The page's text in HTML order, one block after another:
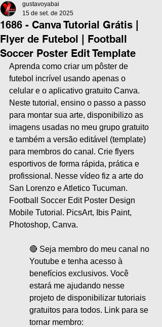
1686 - Canva Tutorial Grátis |
Flyer de Futebol | Football
Soccer Poster Edit Template
gustavoyabai
15 de set. de 2025
Aprenda como criar um pôster de
futebol incrível usando apenas o
celular e o aplicativo gratuito Canva.
Neste tutorial, ensino o passo a passo
para montar sua arte, disponibilizo as
imagens usadas no meu grupo gratuito
e também a versão editável (template)
para membros do canal. Crie flyers
esportivos de forma rápida, prática e
profissional. Nesse vídeo fiz a arte do
San Lorenzo e Atletico Tucuman.
Football Soccer Edit Poster Design
Mobile Tutorial. PicsArt, Ibis Paint,
Photoshop, Canva.
🔴 Seja membro do meu canal no
Youtube e tenha acesso à
benefícios exclusivos. Você
estará me ajudando nesse
projeto de disponibilizar tutoriais
gratuitos para todos. Link para se
tornar membro: